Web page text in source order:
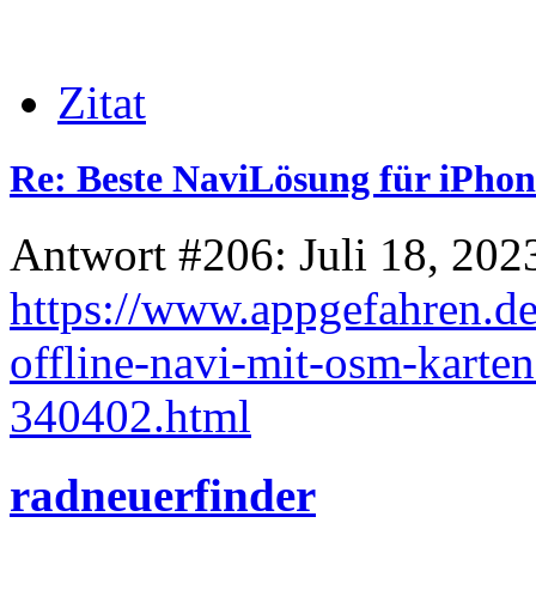
Zitat
Re: Beste NaviLösung für
Antwort #206: Juli 18,
https://
offline-navi-mit-osm-
340402.html
radneuerfinder